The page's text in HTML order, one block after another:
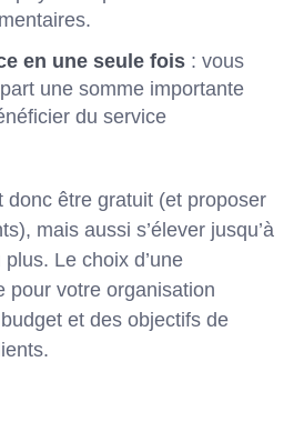
en une seule fois : vous
une somme importante
du service
donc être gratuit (et proposer
mais aussi s’élever jusqu’à
Le choix d’une
pour votre organisation
et des objectifs de